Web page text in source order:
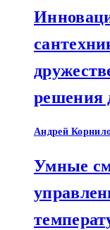
решения
Андрей
Умные